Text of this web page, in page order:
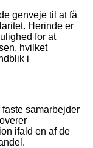
genveje til at få
Herinde er
for at
hvilket
i
samarbejder
ifald en af de